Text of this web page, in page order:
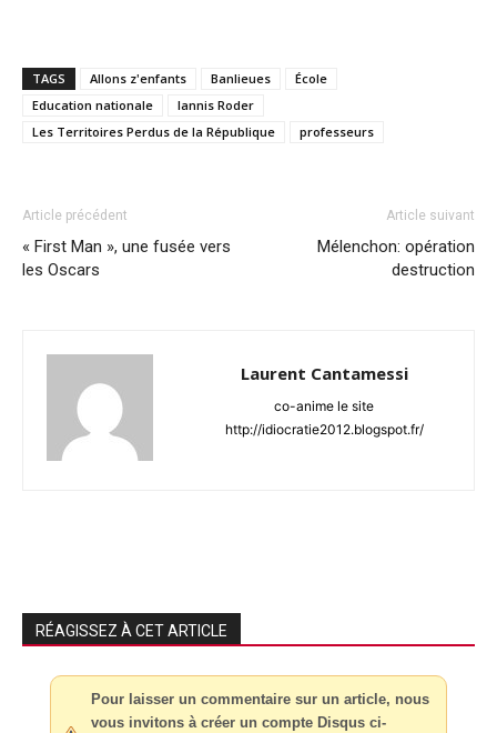
TAGS Allons z'enfants Banlieues
École
Education nationale
Iannis Roder
Les Territoires Perdus de la République
professeurs
Article précédent
« First Man », une fusée vers
les Oscars
Article suivant
Mélenchon: opération
destruction
Laurent Cantamessi
co-anime le site
http://idiocratie2012.blogspot.fr/
RÉAGISSEZ À CET ARTICLE
Pour laisser un commentaire sur un article, nous
vous invitons à créer un compte Disqus ci-